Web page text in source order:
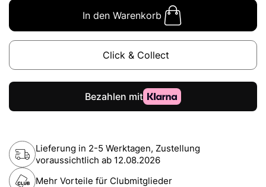
In den Warenkorb
Click & Collect
Lieferung in 2-5 Werktagen, Zustellung
voraussichtlich ab 12.08.2026
Mehr Vorteile für Clubmitglieder